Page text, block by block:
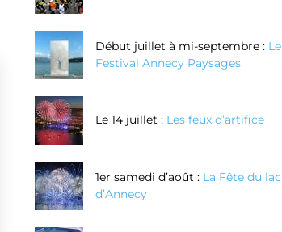
Début juillet à mi-septembre : Le
Festival Annecy Paysages
Le 14 juillet : Les feux d’artifice
1er samedi d’août : La Fête du lac
d’Annecy